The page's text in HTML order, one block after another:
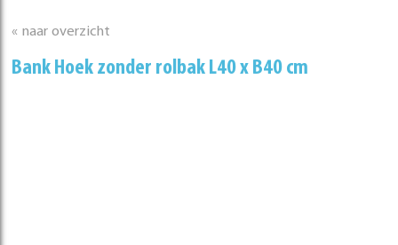
« naar overzicht
Bank Hoek zonder rolbak L40 x B40 cm